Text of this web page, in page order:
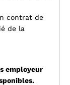
contrat de
de la
employeur